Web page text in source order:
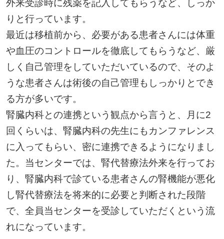
外来受診時に残薬を記入してもらうなど、しっか
りと行っています。
最近は移植前から、必要がある患者さんには体重
や血圧のコントロールを徹底してもらうなど、厳
しく自己管理をしていただいているので、そのよ
うな患者さんは術後の自己管理もしっかりとでき
る方が多いです。
腎臓内科との連携という観点から言うと、月に2
回くらいは、腎臓内科の先生にもカンファレンス
に入ってもらい、密に連携できるようになりまし
た。当センターでは、腎代替療法外来を行ってお
り、腎臓内科で診ている患者さんの腎機能が悪化
し腎代替療法を将来的に必要と判断された段階
で、全員当センターを受診していただくという流
れになっています。